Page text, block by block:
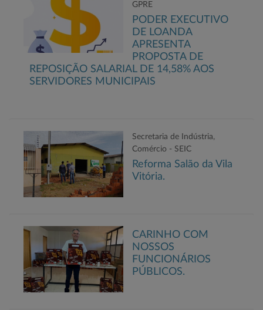
GPRE
PODER EXECUTIVO
DE LOANDA
APRESENTA
PROPOSTA DE
REPOSIÇÃO SALARIAL DE 14,58% AOS
SERVIDORES MUNICIPAIS
Secretaria de Indústria,
Comércio - SEIC
Reforma Salão da Vila
Vitória.
CARINHO COM
NOSSOS
FUNCIONÁRIOS
PÚBLICOS.